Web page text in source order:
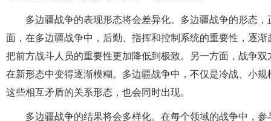
多边疆战争的表现形态将会差异化。多边疆战争的形态
面，在多边疆战争中，后勤、指挥和控制系统的重要性，逐
把前方战斗人员的重要性更加降低到极致。另一方面，战争
在新形态中变得逐渐模糊。多边疆战争中，不仅是冷战、小
这些相互矛盾的关系形态，也会同时出现。
多边疆战争的结果将会多样化。在每个领域的战争中，